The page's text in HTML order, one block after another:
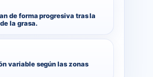
de forma progresiva tras la
la grasa.
variable según las zonas